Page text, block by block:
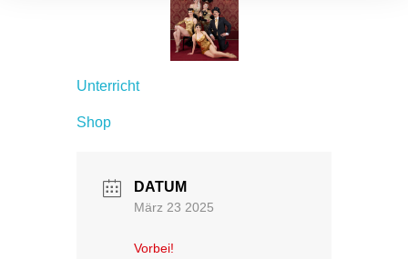
Unterricht
Shop
DATUM
März 23 2025
Vorbei!